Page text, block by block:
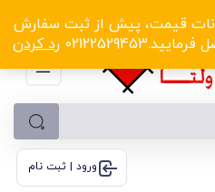
قیمت، پیش از ثبت سفارش
رد کردن
شگفت‌انگیز! کلیک کنید
ورود | ثبت نام